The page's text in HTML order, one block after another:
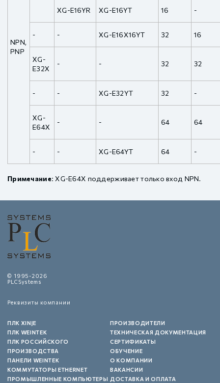
NPN,
PNP
XG-E16YR XG-E16YT 16 -
- - XG-E16X16YT 32 16
XG-
E32X
- - 32 32
- - XG-E32YT 32 -
XG-
E64X
- - 64 64
- - XG-E64YT 64 -
Примечание: XG-E64X поддерживает только вход NPN.
© 1995-2026
PLCSystems
Реквизиты компании
ПЛК XINJE
ПЛК WEINTEK
ПЛК РОССИЙСКОГО
ПРОИЗВОДСТВА
ПАНЕЛИ WEINTEK
КОММУТАТОРЫ ETHERNET
ПРОМЫШЛЕННЫЕ КОМПЬЮТЕРЫ
ПРОИЗВОДИТЕЛИ
ТЕХНИЧЕСКАЯ ДОКУМЕНТАЦИЯ
СЕРТИФИКАТЫ
ОБУЧЕНИЕ
О КОМПАНИИ
ВАКАНСИИ
ДОСТАВКА И ОПЛАТА